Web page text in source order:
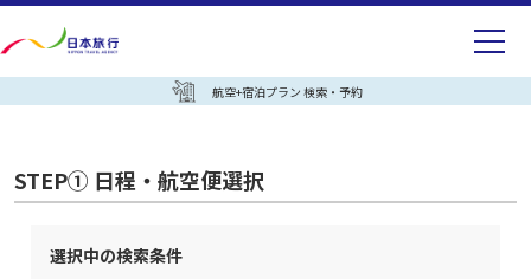
航空+宿泊プラン 検索・予約
STEP① 日程・航空便選択
選択中の検索条件